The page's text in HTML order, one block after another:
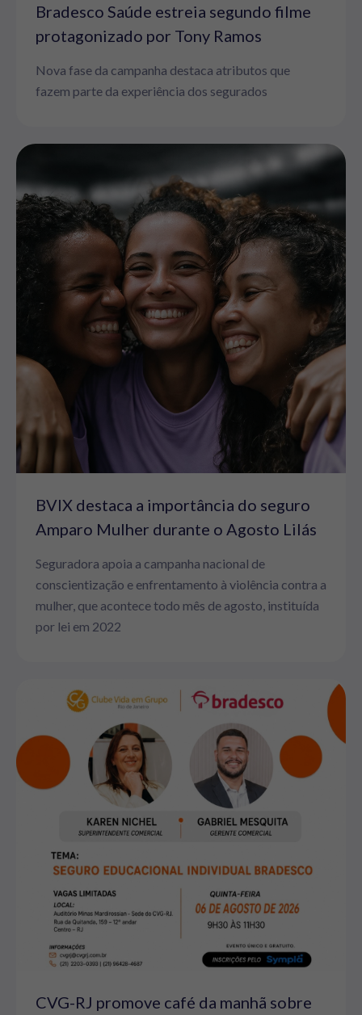
Bradesco Saúde estreia segundo filme
protagonizado por Tony Ramos
Nova fase da campanha destaca atributos que
fazem parte da experiência dos segurados
BVIX destaca a importância do seguro
Amparo Mulher durante o Agosto Lilás
Seguradora apoia a campanha nacional de
conscientização e enfrentamento à violência contra a
mulher, que acontece todo mês de agosto, instituída
por lei em 2022
CVG-RJ promove café da manhã sobre